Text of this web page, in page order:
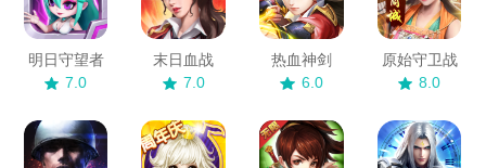
明日守望者
7.0
末日血战
7.0
热血神剑
6.0
原始守卫战
8.0